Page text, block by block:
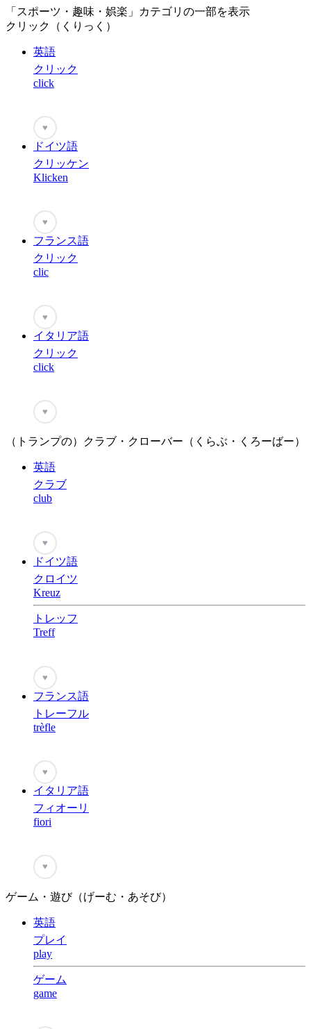
「スポーツ・趣味・娯楽」カテゴリの一部を表示
クリック（くりっく）
英語
クリック
click
♥
ドイツ語
クリッケン
Klicken
♥
フランス語
クリック
clic
♥
イタリア語
クリック
click
♥
（トランプの）クラブ・クローバー（くらぶ・くろーばー）
英語
クラブ
club
♥
ドイツ語
クロイツ
Kreuz
トレッフ
Treff
♥
フランス語
トレーフル
trèfle
♥
イタリア語
フィオーリ
fiori
♥
ゲーム・遊び（げーむ・あそび）
英語
プレイ
play
ゲーム
game